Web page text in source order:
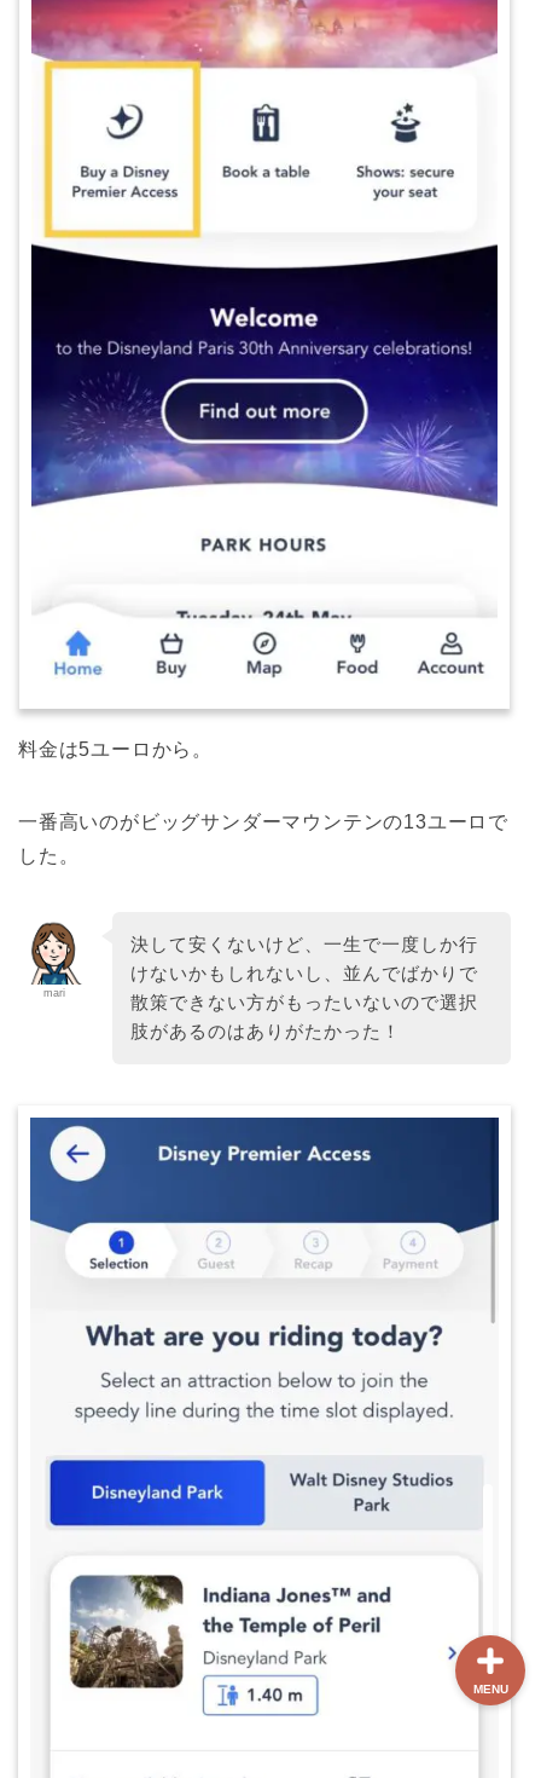
料金は5ユーロから。
一番高いのがビッグサンダーマウンテンの13ユーロで
した。
mari
決して安くないけど、一生で一度しか行
けないかもしれないし、並んでばかりで
散策できない方がもったいないので選択
肢があるのはありがたかった！
MENU
【最新版】パリ治安情報
フランスボックスについ